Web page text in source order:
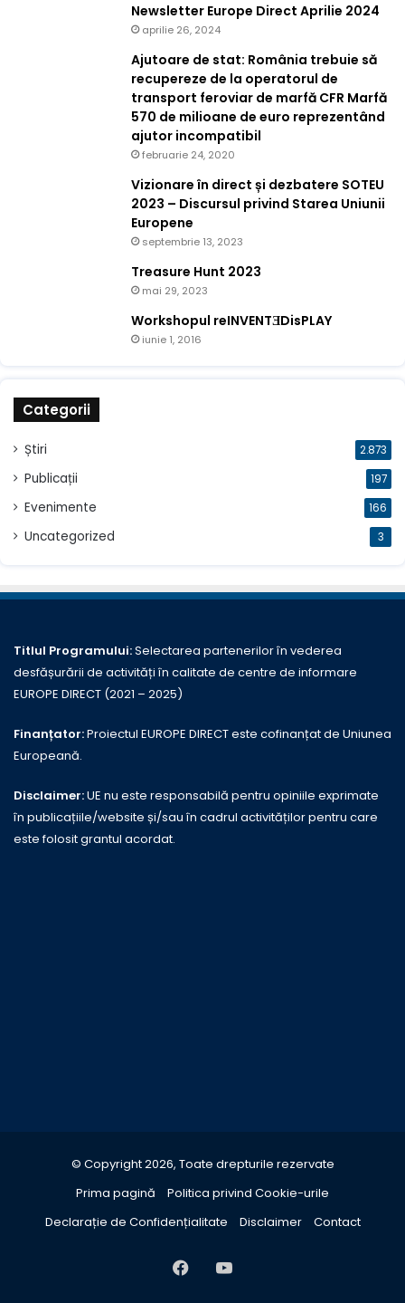
Newsletter Europe Direct Aprilie 2024
aprilie 26, 2024
Ajutoare de stat: România trebuie să
recupereze de la operatorul de
transport feroviar de marfă CFR Marfă
570 de milioane de euro reprezentând
ajutor incompatibil
februarie 24, 2020
Vizionare în direct și dezbatere SOTEU
2023 – Discursul privind Starea Uniunii
Europene
septembrie 13, 2023
Treasure Hunt 2023
mai 29, 2023
Workshopul reINVENTƎDisPLAY
iunie 1, 2016
Categorii
Știri 2.873
Publicații 197
Evenimente 166
Uncategorized 3
Titlul Programului:Selectarea partenerilor în vederea
desfășurării de activități în calitate de centre de informare
EUROPE DIRECT (2021 – 2025)
Finanțator:Proiectul EUROPE DIRECT este cofinanțat de Uniunea
Europeană.
Disclaimer:UE nu este responsabilă pentru opiniile exprimate
în publicațiile/website și/sau în cadrul activităților pentru care
este folosit grantul acordat.
© Copyright 2026, Toate drepturile rezervate
Prima pagină
Politica privind Cookie-urile
Declarație de Confidențialitate
Disclaimer Contact
FacebookYouTube